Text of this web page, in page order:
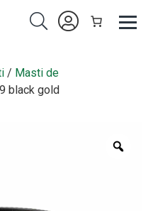
/ Masti de
black gold